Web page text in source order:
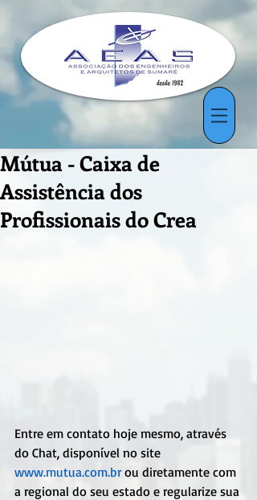
Mútua - Caixa de
Assistência dos
Profissionais do Crea
Entre em contato hoje mesmo, através
do Chat, disponível no site
www.mutua.com.br ou diretamente com
a regional do seu estado e regularize sua